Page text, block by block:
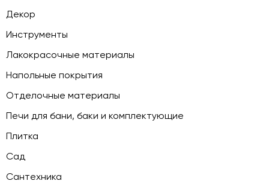
Декор
Инструменты
Лакокрасочные материалы
Напольные покрытия
Отделочные материалы
Печи для бани, баки и комплектующие
Плитка
Сад
Сантехника